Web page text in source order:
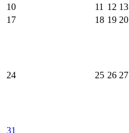
10
11 12 13
17
18 19 20
24 25 26 27
31